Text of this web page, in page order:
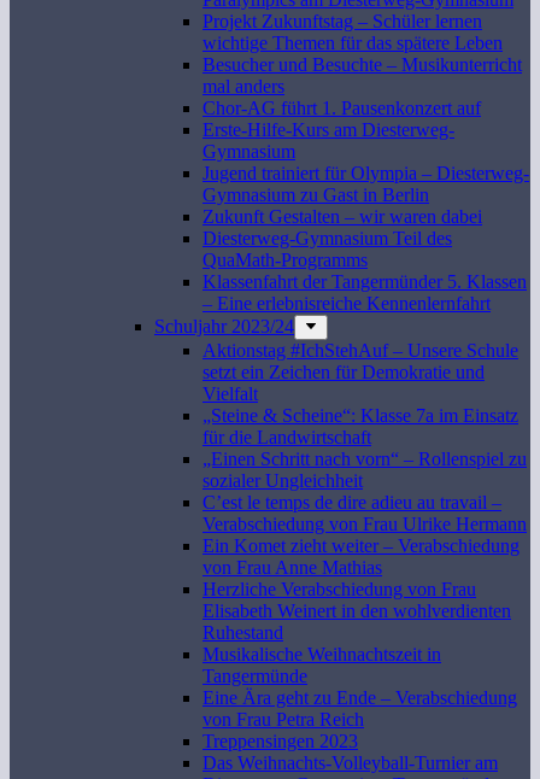
Projekt Zukunftstag – Schüler lernen
wichtige Themen für das spätere Leben
Besucher und Besuchte – Musikunterricht
mal anders
Chor-AG führt 1. Pausenkonzert auf
Erste-Hilfe-Kurs am Diesterweg-
Gymnasium
Jugend trainiert für Olympia – Diesterweg-
Gymnasium zu Gast in Berlin
Zukunft Gestalten – wir waren dabei
Diesterweg-Gymnasium Teil des
QuaMath-Programms
Klassenfahrt der Tangermünder 5. Klassen
– Eine erlebnisreiche Kennenlernfahrt
Schuljahr 2023/24
Aktionstag #IchStehAuf – Unsere Schule
setzt ein Zeichen für Demokratie und
Vielfalt
„Steine & Scheine“: Klasse 7a im Einsatz
für die Landwirtschaft
„Einen Schritt nach vorn“ – Rollenspiel zu
sozialer Ungleichheit
C’est le temps de dire adieu au travail –
Verabschiedung von Frau Ulrike Hermann
Ein Komet zieht weiter – Verabschiedung
von Frau Anne Mathias
Herzliche Verabschiedung von Frau
Elisabeth Weinert in den wohlverdienten
Ruhestand
Musikalische Weihnachtszeit in
Tangermünde
Eine Ära geht zu Ende – Verabschiedung
von Frau Petra Reich
Treppensingen 2023
Das Weihnachts-Volleyball-Turnier am